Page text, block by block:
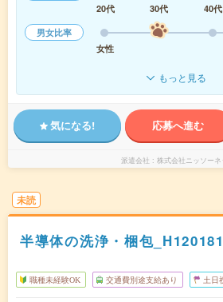
20代
30代 40代
男女比率
女性
もっと見る
気になる! 応募へ進む
派遣会社 株式会社ニッソーネ
未読
半導体の洗浄・梱包_H120181
職種未経験OK 交通費別途支給あり 土日